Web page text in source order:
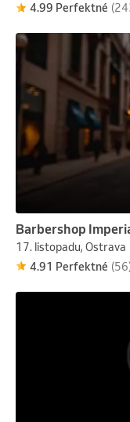
4.99 Perfektné
Barbershop
17. listopadu, Ostrava
4.91 Perfektné